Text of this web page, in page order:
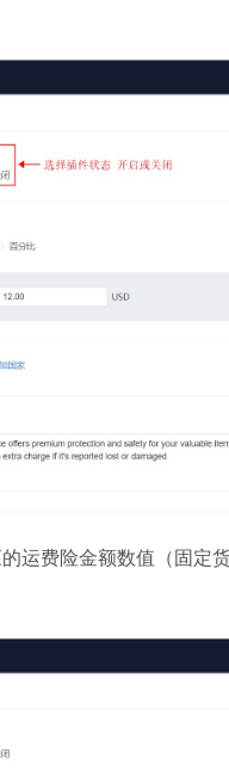
运费险金额数值（固定